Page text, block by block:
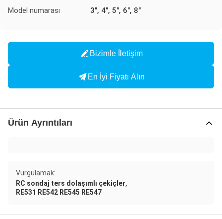
Model numarası 3", 4", 5", 6", 8"
Bizimle İletişim
En İyi Fiyatı Alın
Ürün Ayrıntıları
Vurgulamak:
RC sondaj ters dolaşımlı çekiçler,
RE531 RE542 RE545 RE547